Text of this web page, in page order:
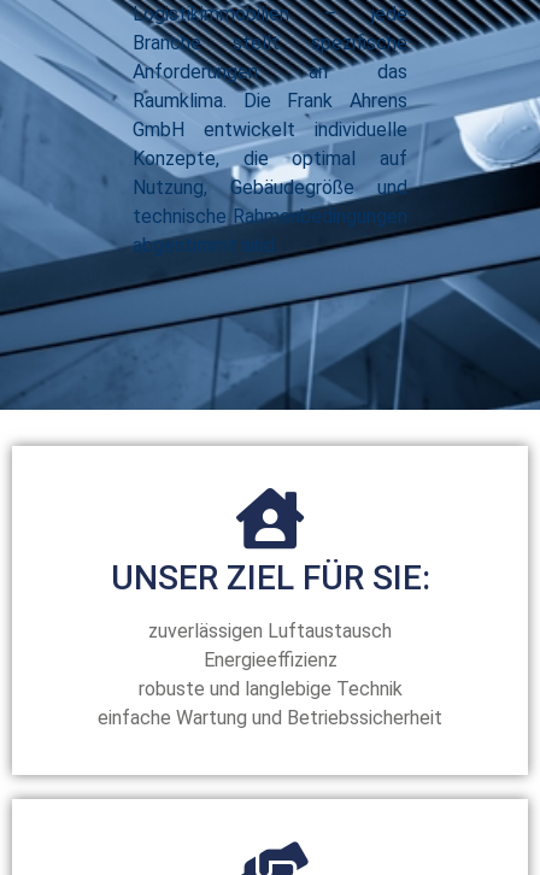
Logistikimmobilien – jede
Branche stellt spezifische
Anforderungen an das
Raumklima. Die Frank Ahrens
GmbH entwickelt individuelle
Konzepte, die optimal auf
Nutzung, Gebäudegröße und
technische Rahmenbedingungen
abgestimmt sind.
UNSER ZIEL FÜR SIE:
zuverlässigen Luftaustausch
Energieeffizienz
robuste und langlebige Technik
einfache Wartung und Betriebssicherheit